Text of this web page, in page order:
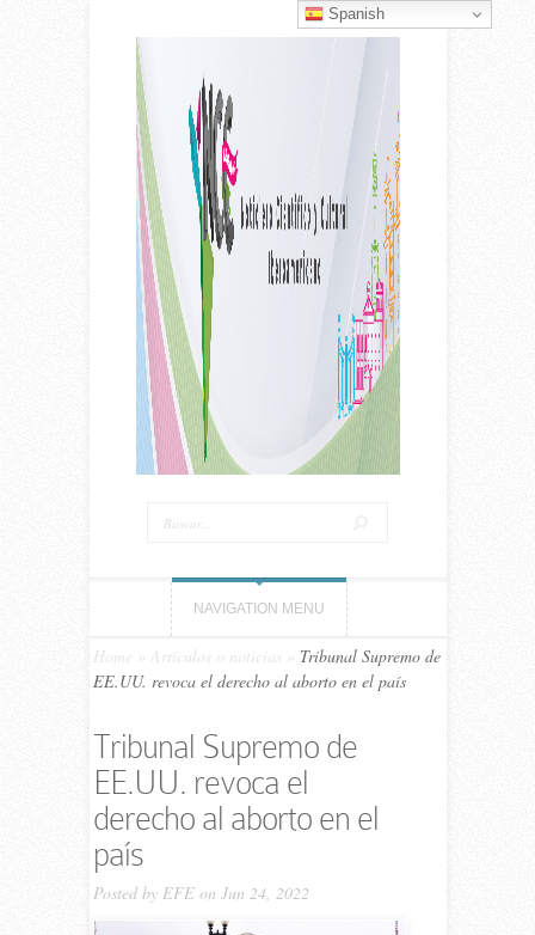
NAVIGATION MENU
Home Artículos o noticias
Tribunal Supremo de
EE.UU. revoca el derecho al aborto en el país
Tribunal Supremo de
EE.UU. revoca el
derecho al aborto en el
país
Posted by EFEon Jun 24, 2022
Spanish